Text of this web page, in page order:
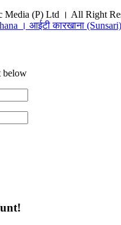
Media (P) Ltd । All Right
। आईटी कारखाना (Sunsari)
below